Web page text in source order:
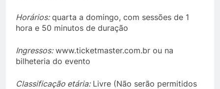
Horários:quarta a domingo, com sessões de 1
hora e 50 minutos de duração
Ingressos:www.ticketmaster.com.br ou na
bilheteria do evento
Classificação etária:Livre (Não serão permitidos